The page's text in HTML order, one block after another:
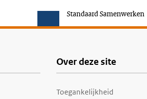
Standaard Samenwerken
Over deze site
Toegankelijkheid